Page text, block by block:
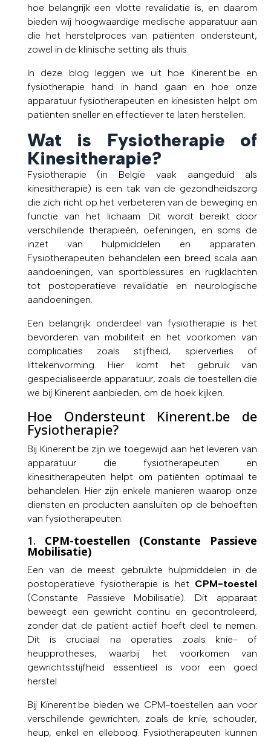
hoe belangrijk een vlotte revalidatie is, en daarom
bieden wij hoogwaardige medische apparatuur aan
die het herstelproces van patiënten ondersteunt,
zowel in de klinische setting als thuis.
In deze blog leggen we uit hoe Kinerent.be en
fysiotherapie hand in hand gaan en hoe onze
apparatuur fysiotherapeuten en kinesisten helpt om
patiënten sneller en effectiever te laten herstellen.
Wat is Fysiotherapie of
Kinesitherapie?
Fysiotherapie (in België vaak aangeduid als
kinesitherapie) is een tak van de gezondheidszorg
die zich richt op het verbeteren van de beweging en
functie van het lichaam. Dit wordt bereikt door
verschillende therapieën, oefeningen, en soms de
inzet van hulpmiddelen en apparaten.
Fysiotherapeuten behandelen een breed scala aan
aandoeningen, van sportblessures en rugklachten
tot postoperatieve revalidatie en neurologische
aandoeningen.
Een belangrijk onderdeel van fysiotherapie is het
bevorderen van mobiliteit en het voorkomen van
complicaties zoals stijfheid, spierverlies of
littekenvorming. Hier komt het gebruik van
gespecialiseerde apparatuur, zoals de toestellen die
we bij Kinerent aanbieden, om de hoek kijken.
Hoe Ondersteunt Kinerent.be de
Fysiotherapie?
Bij Kinerent.be zijn we toegewijd aan het leveren van
apparatuur die fysiotherapeuten en
kinesitherapeuten helpt om patiënten optimaal te
behandelen. Hier zijn enkele manieren waarop onze
diensten en producten aansluiten op de behoeften
van fysiotherapeuten:
1. CPM-toestellen (Constante Passieve
Mobilisatie)
Een van de meest gebruikte hulpmiddelen in de
postoperatieve fysiotherapie is het CPM-toestel
(Constante Passieve Mobilisatie). Dit apparaat
beweegt een gewricht continu en gecontroleerd,
zonder dat de patiënt actief hoeft deel te nemen.
Dit is cruciaal na operaties zoals knie- of
heupprotheses, waarbij het voorkomen van
gewrichtsstijfheid essentieel is voor een goed
herstel.
Bij Kinerent.be bieden we CPM-toestellen aan voor
verschillende gewrichten, zoals de knie, schouder,
heup, enkel en elleboog. Fysiotherapeuten kunnen